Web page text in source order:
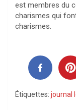
est membres du
charismes qui font
charismes.
Étiquettes: journal